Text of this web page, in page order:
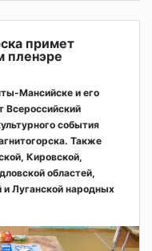
примет
пленэре
Мансийске и его
Всероссийский
события
Также
Кировской,
областей,
Луганской народных